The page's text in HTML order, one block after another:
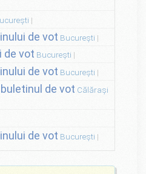
de vot București
de vot București
de vot București
de vot Călărași
de vot București